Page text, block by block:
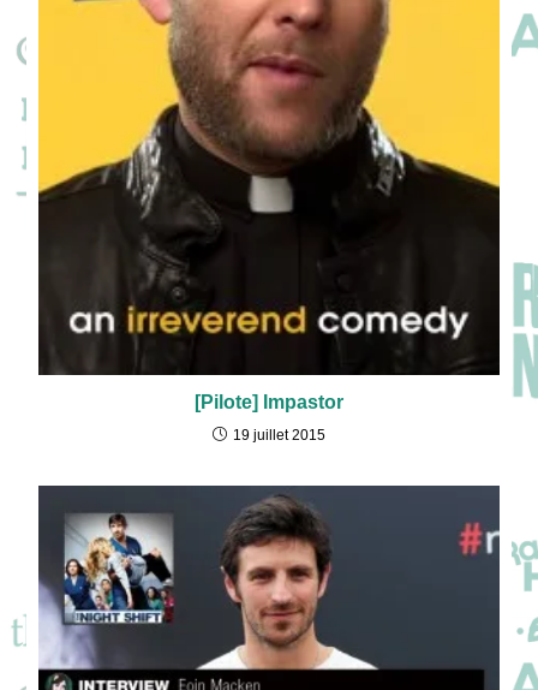
[Pilote] Impastor
19 juillet 2015